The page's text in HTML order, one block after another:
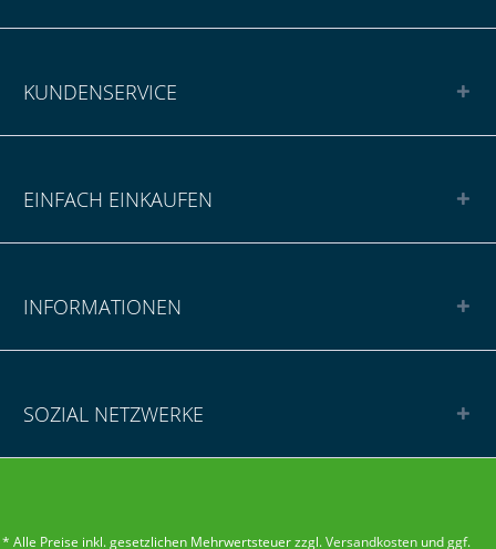
KUNDENSERVICE
EINFACH EINKAUFEN
INFORMATIONEN
SOZIAL NETZWERKE
* Alle Preise inkl. gesetzlichen Mehrwertsteuer zzgl.Versandkostenund ggf.